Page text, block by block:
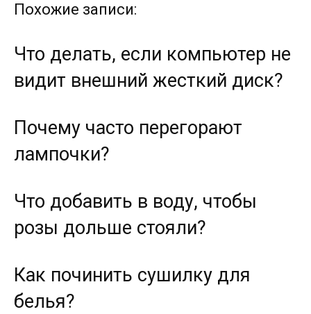
Похожие записи:
Что делать, если компьютер не
видит внешний жесткий диск?
Почему часто перегорают
лампочки?
Что добавить в воду, чтобы
розы дольше стояли?
Как починить сушилку для
белья?